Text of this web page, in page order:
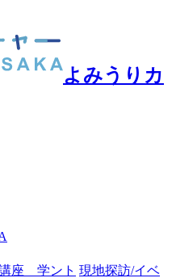
よみうりカ
座 学ント 現地探訪/イベ